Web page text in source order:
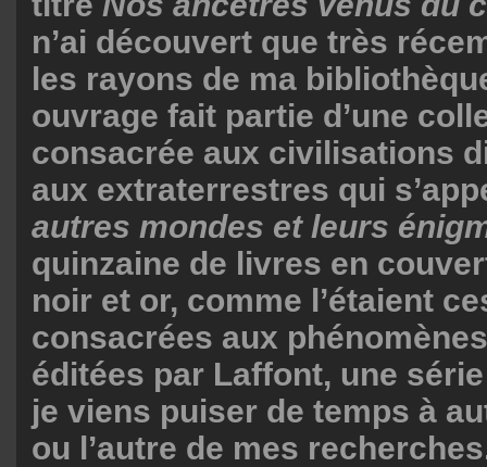
n’ai découvert que très
les rayons de ma
ouvrage fait partie d’une
consacrée aux civilisations
aux extraterrestres qui
autres mondes et leurs
quinzaine de livres en
noir et or, comme l’étaient
consacrées aux
éditées par Laffont, une
je viens puiser de temps à
ou l’autre de mes